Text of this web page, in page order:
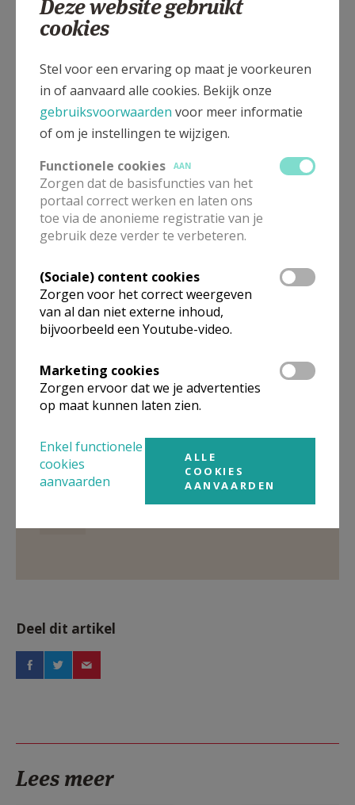
Deze terugblik beslaat een fractie van de lezing van
Nadine Van Parys. Wie deze wil herbekijken (via
U wordt dan gevraagd om, net zoals de aanwezigen,
10 euro over te schrijven op BE87 4751 1358 5194.
Nadine Van Parys
Gepubliceerd door
Meer
Deel dit artikel
Lees meer
Deze website gebruikt
cookies
Stel voor een ervaring op maat je voorkeuren
in of aanvaard alle cookies. Bekijk onze
gebruiksvoorwaarden voor meer informatie
of om je instellingen te wijzigen.
Functionele cookies
AAN
Zorgen dat de basisfuncties van het
portaal correct werken en laten ons
toe via de anonieme registratie van je
gebruik deze verder te verbeteren.
(Sociale) content cookies
Zorgen voor het correct weergeven
van al dan niet externe inhoud,
bijvoorbeeld een Youtube-video.
Marketing cookies
Zorgen ervoor dat we je advertenties
op maat kunnen laten zien.
Enkel functionele
cookies
aanvaarden
ALLE
COOKIES
AANVAARDEN